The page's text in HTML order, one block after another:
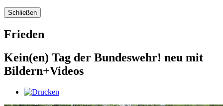
Schließen
Frieden
Kein(en) Tag der Bundeswehr! neu mit
Bildern+Videos